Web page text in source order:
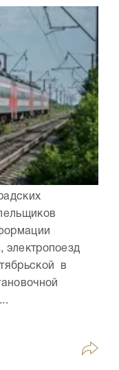
электропоезд
в